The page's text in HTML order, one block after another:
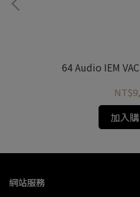
64 Audio IEM
加入
網站服務